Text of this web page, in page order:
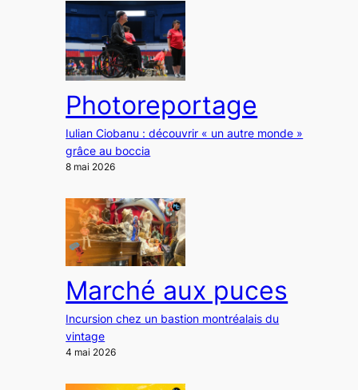
Photoreportage
Iulian Ciobanu : découvrir « un autre monde »
grâce au boccia
8 mai 2026
Marché aux puces
Incursion chez un bastion montréalais du
vintage
4 mai 2026